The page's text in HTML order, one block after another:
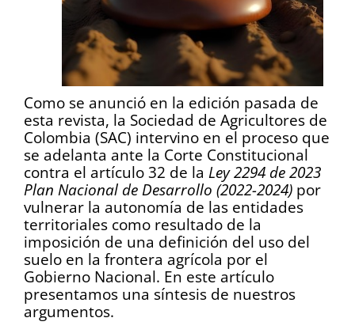
Como se anunció en la edición pasada de
esta revista, la Sociedad de Agricultores de
Colombia (SAC) intervino en el proceso que
se adelanta ante la Corte Constitucional
contra el artículo 32 de la Ley 2294 de 2023
Plan Nacional de Desarrollo (2022-2024) por
vulnerar la autonomía de las entidades
territoriales como resultado de la
imposición de una definición del uso del
suelo en la frontera agrícola por el
Gobierno Nacional. En este artículo
presentamos una síntesis de nuestros
argumentos.